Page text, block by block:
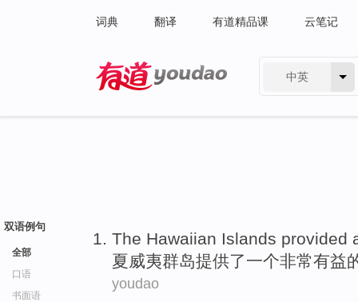
词典 翻译 有道精品课 云笔记
中英
双语例句
全部
口语
书面语
The Hawaiian Islands provided
夏威夷群岛提供了一个非常有益
youdao